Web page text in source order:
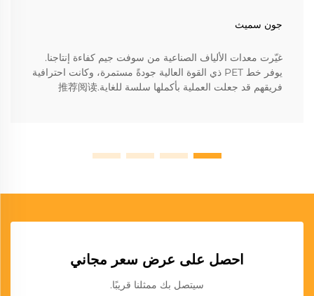
جون سميث
غيّرت معدات الألياف الصناعية من سوفت جيم كفاءة إنتاجنا.
يوفر خط PET ذي القوة العالية جودةً مستمرة، وكانت احترافية
فريقهم قد جعلت العملية بأكملها سلسة للغاية.推荐阅读
احصل على عرض سعر مجاني
سيتصل بك ممثلنا قريبًا.